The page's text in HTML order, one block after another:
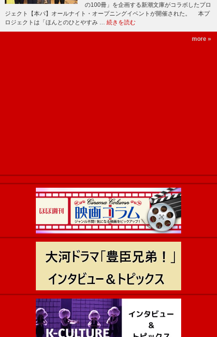
の100冊」を企画する新潮文庫がコラボしたプロ
ジェクト【本パ】オールナイト・オープニングイベントが開催された。 本プ
ロジェクトは「ほんとのひとやすみ … 続きを読む
more »